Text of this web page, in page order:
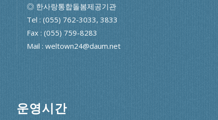
◎ 한사랑통합돌봄제공기관
Tel : (055) 762-3033, 3833
Fax : (055) 759-8283
Mail : weltown24@daum.net
운영시간